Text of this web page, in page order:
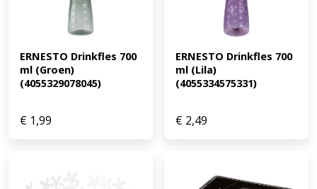
ERNESTO Drinkfles 700
ml (Groen)
(4055329078045)
€ 1,99
ERNESTO Drinkfles 700
ml (Lila)
(4055334575331)
€ 2,49